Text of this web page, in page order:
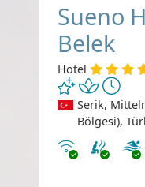
Sueno
Belek
Hotel
Serik,
Bölgesi),
Internet